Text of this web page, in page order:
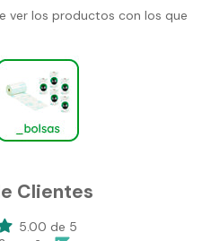
ver los productos con los que
Clientes
5.00 de 5